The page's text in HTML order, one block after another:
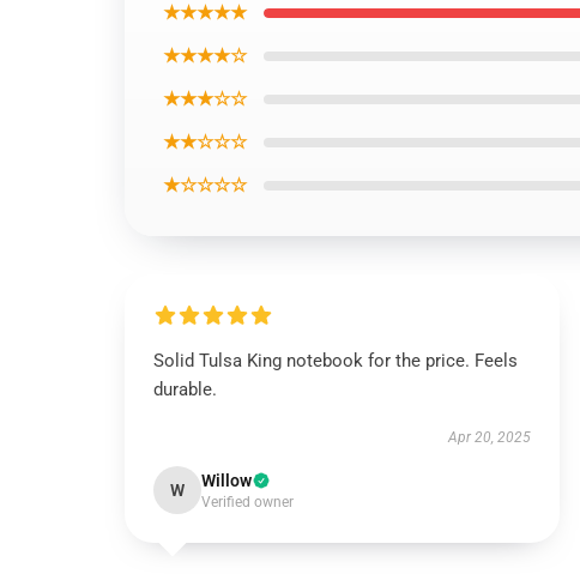
★★★★★
★★★★☆
★★★☆☆
★★☆☆☆
★☆☆☆☆
Solid Tulsa King notebook for the price. Feels
durable.
Apr 20, 2025
W Willow
Verified owner